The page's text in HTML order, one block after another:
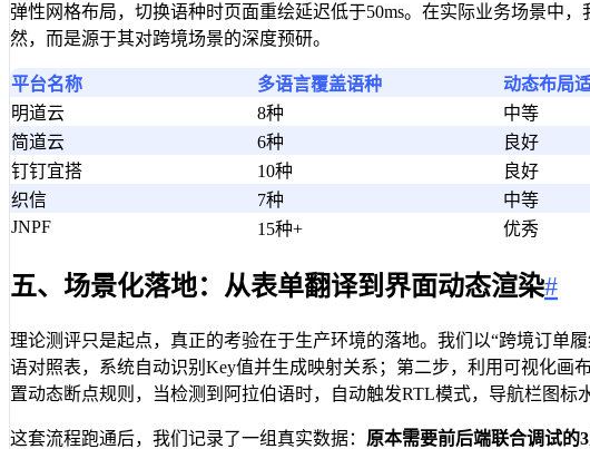
弹性网格布局，切换语种时页面重绘延迟低于50ms。在实际业务场景中，
然，而是源于其对跨境场景的深度预研。
平台名称 多语言覆盖语种 动态布局
明道云
8种 中等
简道云
6种 良好
钉钉宜搭
10种 良好
织信
7种 中等
JNPF
15种+ 优秀
五、场景化落地：从表单翻译到界面动态渲染#
理论测评只是起点，真正的考验在于生产环境的落地。我们以“跨境订单
语对照表，系统自动识别Key值并生成映射关系；第二步，利用可视化
置动态断点规则，当检测到阿拉伯语时，自动触发RTL模式，导航栏图标
这套流程跑通后，我们记录了一组真实数据： 原本需要前后端联合调试的